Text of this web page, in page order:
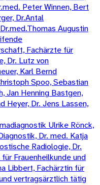
Peter Winnen, Bert
Dr.Antal
Augustin
Fachärzte für
Dr. Lutz von
Karl Bernd
Spoo, Sebastian
Jan Henning Bastgen,
Heyer, Dr. Jens Lassen,
Ulrike Rönck,
Dr. med. Katja
Radiologie, Dr.
Frauenheilkunde und
Libbert, Fachärztin für
vertragsärztlich tätig